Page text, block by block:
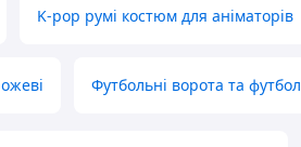
K-pop румі костюм для аніматорів
Футбольні ворота та